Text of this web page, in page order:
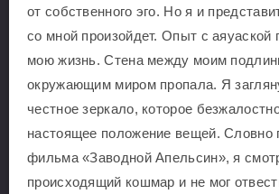
от собственного эго. Но я и
со мной произойдет. Опыт с аяуаской
мою жизнь. Стена между моим
окружающим миром пропала. Я
честное зеркало, которое
настоящее положение вещей. Словно
фильма «Заводной Апельсин», я
происходящий кошмар и не мог